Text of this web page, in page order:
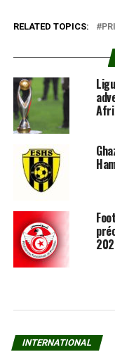
RELATED TOPICS:
INTERNATIONAL